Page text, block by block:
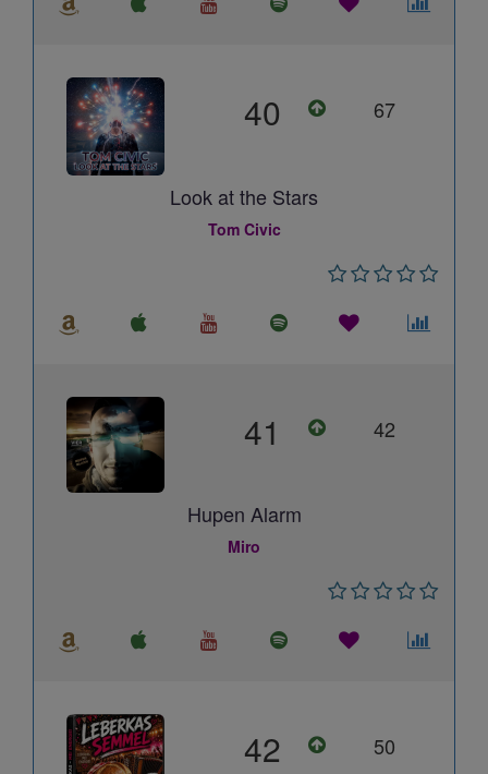
40 67
Look at the Stars
Tom Civic
41 42
Hupen Alarm
Miro
42 50